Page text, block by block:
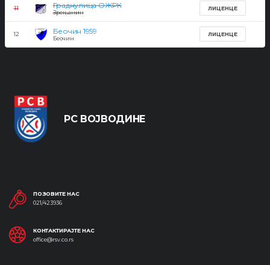
11 Граднулица ОЖРК
Зрењанин
ЛИЦЕНЦЕ
12 Беочин 1959
Беочин
ЛИЦЕНЦЕ
РС ВОЈВОДИНЕ
ПОЗОВИТЕ НАС
021/423936
КОНТАКТИРАЈТЕ НАС
office@rsv.co.rs